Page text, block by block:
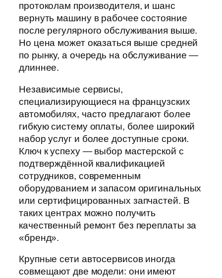
протоколам производителя, и шанс
вернуть машину в рабочее состояние
после регулярного обслуживания выше.
Но цена может оказаться выше средней
по рынку, а очередь на обслуживание —
длиннее.
Независимые сервисы,
специализирующиеся на французских
автомобилях, часто предлагают более
гибкую систему оплаты, более широкий
набор услуг и более доступные сроки.
Ключ к успеху — выбор мастерской с
подтверждённой квалификацией
сотрудников, современным
оборудованием и запасом оригинальных
или сертифицированных запчастей. В
таких центрах можно получить
качественный ремонт без переплаты за
«бренд».
Крупные сети автосервисов иногда
совмещают две модели: они имеют